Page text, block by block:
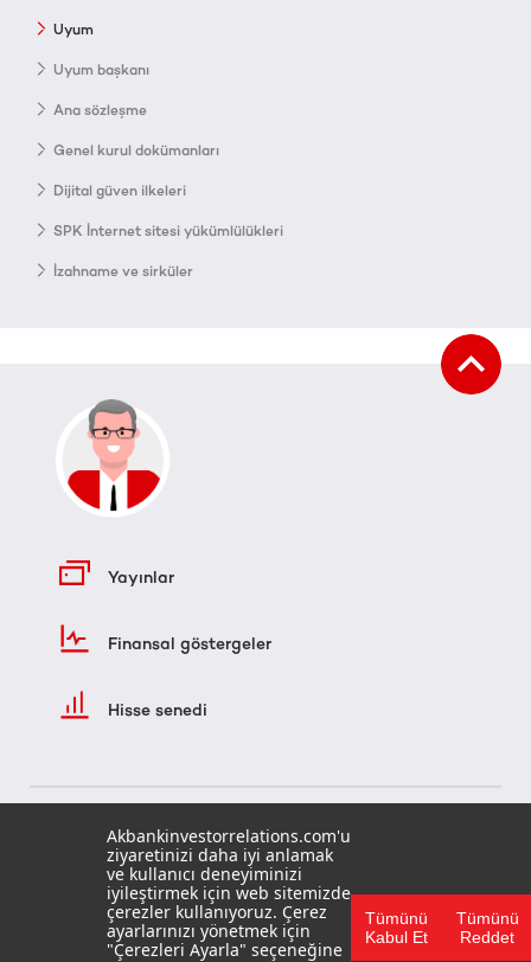
Uyum
Uyum başkanı
Ana sözleşme
Genel kurul dokümanları
Dijital güven ilkeleri
SPK İnternet sitesi yükümlülükleri
İzahname ve sirküler
Yayınlar
Finansal göstergeler
Hisse senedi
ANA SAYFA
KULLANIM KOŞULLARI
Akbankinvestorrelations.com'u
ziyaretinizi daha iyi anlamak
ve kullanıcı deneyiminizi
iyileştirmek için web sitemizde
çerezler kullanıyoruz. Çerez
ayarlarınızı yönetmek için
"Çerezleri Ayarla" seçeneğine
Tümünü
Kabul Et
Tümünü
Reddet